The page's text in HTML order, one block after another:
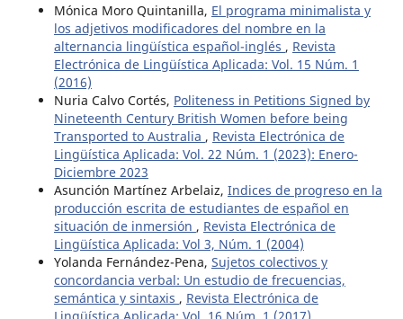
Mónica Moro Quintanilla, El programa minimalista y
los adjetivos modificadores del nombre en la
alternancia lingüística español-inglés , Revista
Electrónica de Lingüística Aplicada: Vol. 15 Núm. 1
(2016)
Nuria Calvo Cortés, Politeness in Petitions Signed by
Nineteenth Century British Women before being
Transported to Australia , Revista Electrónica de
Lingüística Aplicada: Vol. 22 Núm. 1 (2023): Enero-
Diciembre 2023
Asunción Martínez Arbelaiz, Indices de progreso en la
producción escrita de estudiantes de español en
situación de inmersión , Revista Electrónica de
Lingüística Aplicada: Vol 3, Núm. 1 (2004)
Yolanda Fernández-Pena, Sujetos colectivos y
concordancia verbal: Un estudio de frecuencias,
semántica y sintaxis , Revista Electrónica de